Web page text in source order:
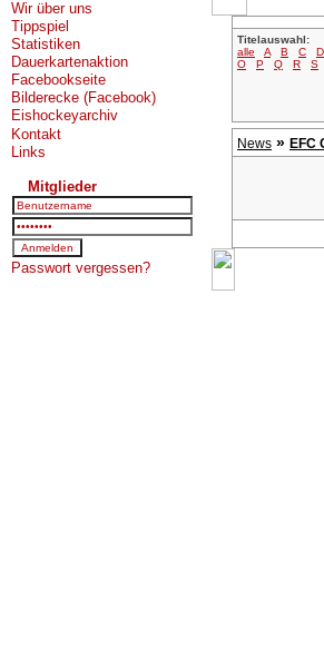
Wir über uns
Tippspiel
Statistiken
Dauerkartenaktion
Facebookseite
Bilderecke (Facebook)
Eishockeyarchiv
Kontakt
Links
Mitglieder
Passwort vergessen?
Titelauswahl:
alle
A B C D
O
P Q R S
News » EFC